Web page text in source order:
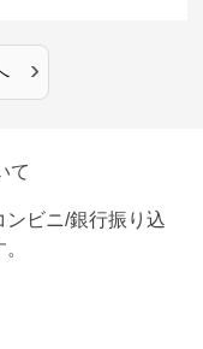
›
て
ビニ/銀行振り込